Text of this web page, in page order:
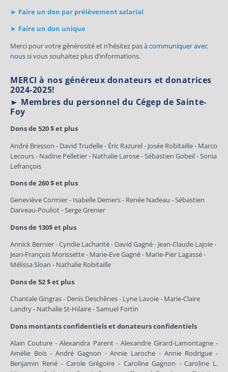
► Faire un don par prélèvement salarial
► Faire un don unique
Merci pour votre générosité et n’hésitez pas àcommuniquer avec
noussi vous souhaitez plus d’informations.
MERCI à nos généreux donateurs et donatrices
2024-2025!
► Membres du personnel du Cégep de Sainte-
Foy
Dons de 520 $ et plus
André Bresson - David Trudelle - Éric Razurel - Josée Robitaille - Marco
Lecours - Nadine Pelletier - Nathalie Larose - Sébastien Gobeil - Sonia
Lefrançois
Dons de 260 $ et plus
Geneviève Cormier - Isabelle Demers - Renée Nadeau - Sébastien
Darveau-Pouliot - Serge Grenier
Dons de 130$ et plus
Annick Bernier - Cyndie Lacharité - David Gagné - Jean-Claude Lajoie -
Jean-François Morissette - Marie-Eve Gagné - Marie-Pier Lagassé -
Mélissa Sloan - Nathalie Robitaille
Dons de 52 $ et plus
Chantale Gingras - Denis Deschênes - Lyne Lavoie - Marie-Claire
Landry - Nathalie St-Hilaire - Samuel Fortin
Dons montants confidentiels et donateurs confidentiels
Alain Couture - Alexandra Parent - Alexandre Girard-Lamontagne -
Amélie Bois - André Gagnon - Annie Laroche - Annie Rodrigue -
Benjamin René - Carole Grégoire - Caroline Gagnon - Caroline L.